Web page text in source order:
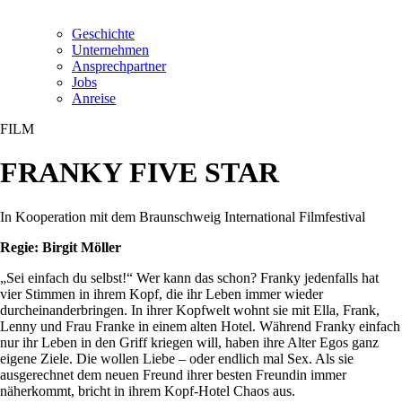
Geschichte
Unternehmen
Ansprechpartner
Jobs
Anreise
FILM
FRANKY FIVE STAR
In Kooperation mit dem Braunschweig International Filmfestival
Regie: Birgit Möller
„Sei einfach du selbst!“ Wer kann das schon? Franky jedenfalls hat
vier Stimmen in ihrem Kopf, die ihr Leben immer wieder
durcheinanderbringen. In ihrer Kopfwelt wohnt sie mit Ella, Frank,
Lenny und Frau Franke in einem alten Hotel. Während Franky einfach
nur ihr Leben in den Griff kriegen will, haben ihre Alter Egos ganz
eigene Ziele. Die wollen Liebe – oder endlich mal Sex. Als sie
ausgerechnet dem neuen Freund ihrer besten Freundin immer
näherkommt, bricht in ihrem Kopf-Hotel Chaos aus.